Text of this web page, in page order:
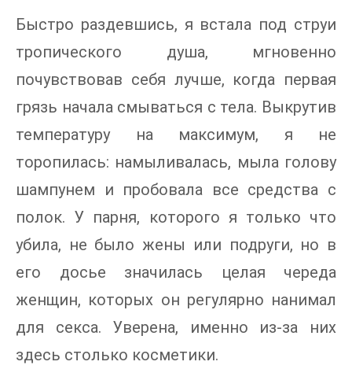
Быстро раздевшись, я встала под струи
тропического душа, мгновенно
почувствовав себя лучше, когда первая
грязь начала смываться с тела. Выкрутив
температуру на максимум, я не
торопилась: намыливалась, мыла голову
шампунем и пробовала все средства с
полок. У парня, которого я только что
убила, не было жены или подруги, но в
его досье значилась целая череда
женщин, которых он регулярно нанимал
для секса. Уверена, именно из-за них
здесь столько косметики.